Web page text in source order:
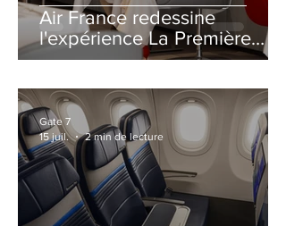
Air France redessine
l'expérience La Première
avec un salon entièrement
Gate 7
15 juil.
2 min de lecture